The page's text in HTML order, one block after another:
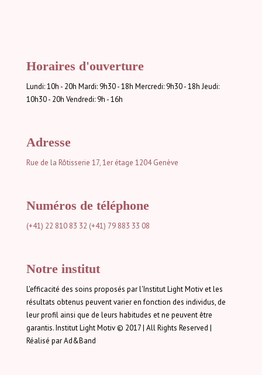
Horaires d'ouverture
Lundi: 10h - 20h Mardi: 9h30 - 18h Mercredi: 9h30 - 18h Jeudi:
10h30 - 20h Vendredi: 9h - 16h
Adresse
Rue de la Rôtisserie 17, 1er étage 1204 Genève
Numéros de téléphone
(+41) 22 810 83 32 (+41) 79 883 33 08
Notre institut
L'efficacité des soins proposés par l'Institut Light Motiv et les
résultats obtenus peuvent varier en fonction des individus, de
leur profil ainsi que de leurs habitudes et ne peuvent être
garantis. Institut Light Motiv © 2017 | All Rights Reserved |
Réalisé par Ad&Band